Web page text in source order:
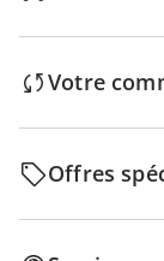
Votre
Offres